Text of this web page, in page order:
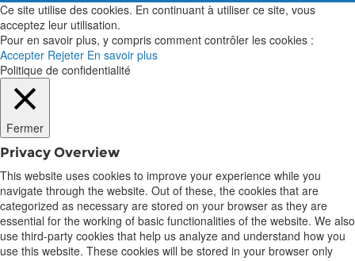
Ce site utilise des cookies. En continuant à utiliser ce site, vous
acceptez leur utilisation.
Pour en savoir plus, y compris comment contrôler les cookies :
Accepter Rejeter En savoir plus
Politique de confidentialité
Fermer
Privacy Overview
This website uses cookies to improve your experience while you
navigate through the website. Out of these, the cookies that are
categorized as necessary are stored on your browser as they are
essential for the working of basic functionalities of the website. We also
use third-party cookies that help us analyze and understand how you
use this website. These cookies will be stored in your browser only